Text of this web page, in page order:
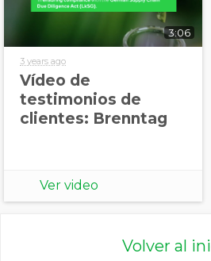
3:06
3 years ago
Vídeo de
testimonios de
clientes: Brenntag
Ver video
Volver al